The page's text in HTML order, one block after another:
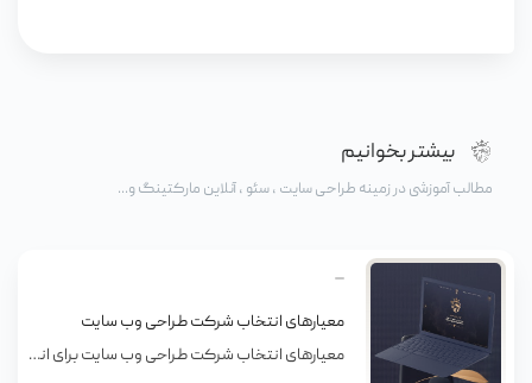
بیشتر بخوانیم
مطالب آموزشی در زمینه طراحی سایت ، سئو ، آنلاین مارکتینگ و...
معیارهای انتخاب شرکت طراحی وب سایت
معیارهای انتخاب شرکت طراحی وب سایت برای انجام طراحی سایت خود بهتر است خدمات خود را به شرکت های معتبر واگذار نمایید تا از هزینه و زمان صرف شده خود بهترین نتیجه را بگیرید. حال آنکه معیار انتخاب شرکت طراحی وب سایت چه می بایست باشد و بر چه اساس می بایست کار ایجاد سایت […]